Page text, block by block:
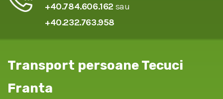
+40.784.606.162 sau
+40.232.763.958
Transport persoane Tecuci
Franta